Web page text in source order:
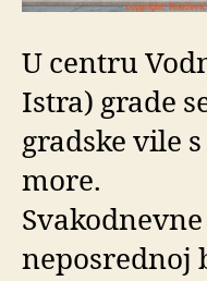
U centru
Istra) grade
gradske vile
more.
neposrednoj